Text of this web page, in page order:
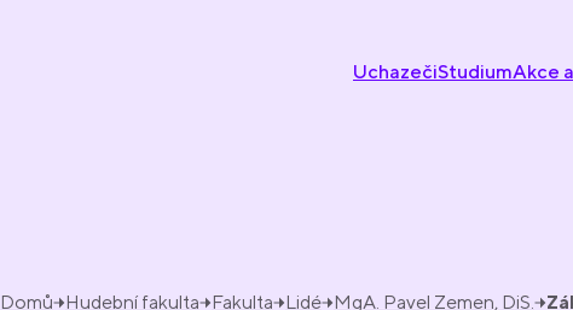
UchazečiStudiumAkce
Domů Hudební fakulta Fakulta Lidé MgA. Pavel Zemen, DiS.